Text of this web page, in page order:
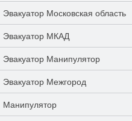
Эвакуатор Московская область
Эвакуатор МКАД
Эвакуатор Манипулятор
Эвакуатор Межгород
Манипулятор